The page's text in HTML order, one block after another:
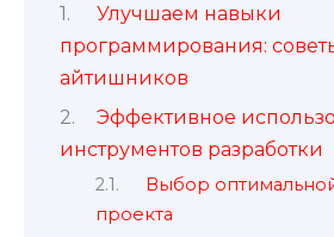
Улучшаем навыки
программирования:
айтишников
Эффективное
инструментов разработки
Выбор
проекта